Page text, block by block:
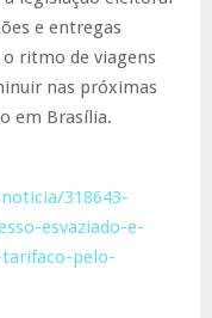
e entregas
ritmo de viagens
nas próximas
em Brasília.
318643-
esvaziado-e-
pelo-